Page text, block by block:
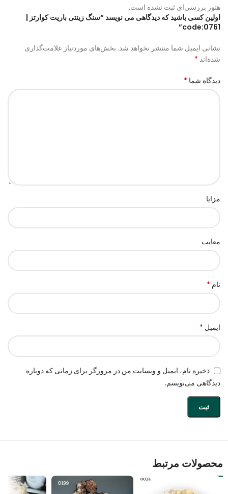
هنوز بررسی‌ای ثبت نشده است.
اولین کسی باشید که دیدگاهی می نویسد “سنگ زینتی باریت کوارتز |
code:0761”
نشانی ایمیل شما منتشر نخواهد شد. بخش‌های موردنیاز علامت‌گذاری
شده‌اند *
دیدگاه شما *
مزایا
معایب
نام *
ایمیل *
ذخیره نام، ایمیل و وبسایت من در مرورگر برای زمانی که دوباره
دیدگاهی می‌نویسم.
محصولات مرتبط